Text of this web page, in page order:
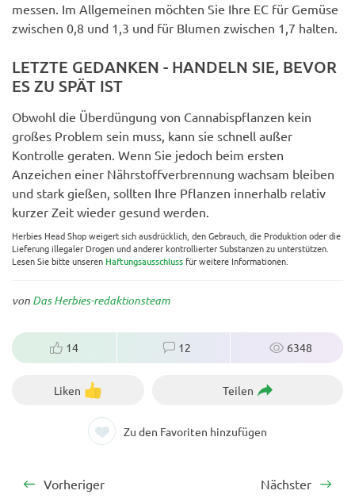
messen. Im Allgemeinen möchten Sie Ihre EC für Gemüse
zwischen 0,8 und 1,3 und für Blumen zwischen 1,7 halten.
LETZTE GEDANKEN - HANDELN SIE, BEVOR
ES ZU SPÄT IST
Obwohl die Überdüngung von Cannabispflanzen kein
großes Problem sein muss, kann sie schnell außer
Kontrolle geraten. Wenn Sie jedoch beim ersten
Anzeichen einer Nährstoffverbrennung wachsam bleiben
und stark gießen, sollten Ihre Pflanzen innerhalb relativ
kurzer Zeit wieder gesund werden.
Herbies Head Shop weigert sich ausdrücklich, den Gebrauch, die Produktion oder die
Lieferung illegaler Drogen und anderer kontrollierter Substanzen zu unterstützen.
Lesen Sie bitte unseren Haftungsausschlussfür weitere Informationen.
von Das Herbies-redaktionsteam
14 12 6348
Liken Teilen
Zu den Favoriten hinzufügen
Vorheriger Nächster